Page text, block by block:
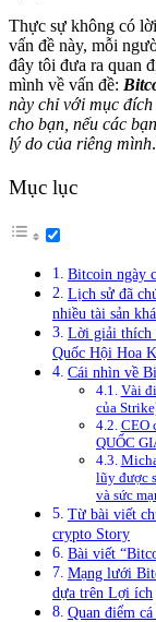
Thực sự không có
vấn đề này, mỗi
đây tôi đưa ra quan
mình về vấn đề:
này chỉ với mục
cho bạn, nếu các
lý do của riêng mình.
Mục lục
Bitcoin ngày
Lịch sử đã
nhiều tài sản
Lời giải thích
Quốc Hội Hoa
Cái nhìn về
Vài
của
CEO
QUỐC
lũy được
và sức
Từ bài viết
crypto Story
Bài viết
Mạng lưới
dựa trên Lợi ích
Quan điểm